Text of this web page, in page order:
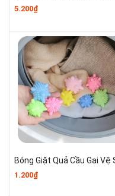
5.200₫
1.200₫